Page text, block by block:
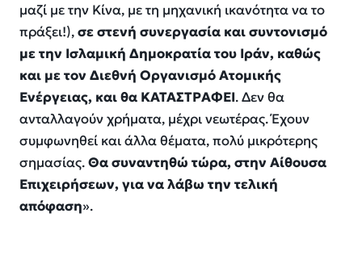
μαζί με την Κίνα, με τη μηχανική ικανότητα να το
πράξει!),σε στενή συνεργασία και συντονισμό
με την Ισλαμική Δημοκρατία του Ιράν, καθώς
και με τον Διεθνή Οργανισμό Ατομικής
Ενέργειας, και θα ΚΑΤΑΣΤΡΑΦΕΙ. Δεν θα
ανταλλαγούν χρήματα, μέχρι νεωτέρας. Έχουν
συμφωνηθεί και άλλα θέματα, πολύ μικρότερης
σημασίας.Θα συναντηθώ τώρα, στην Αίθουσα
Επιχειρήσεων, για να λάβω την τελική
απόφαση».